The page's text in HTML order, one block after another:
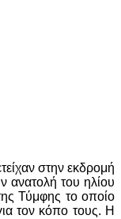
στην εκδρομή
ανατολή του ηλίου
Τύμφης το οποίο
τον κόπο τους. Η